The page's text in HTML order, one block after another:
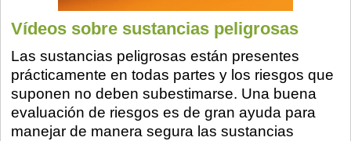
Vídeos sobre sustancias peligrosas
Las sustancias peligrosas están presentes
prácticamente en todas partes y los riesgos que
suponen no deben subestimarse. Una buena
evaluación de riesgos es de gran ayuda para
manejar de manera segura las sustancias